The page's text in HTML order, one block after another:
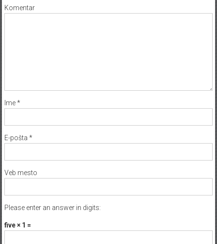
Komentar
Ime*
E-pošta *
Veb mesto
Please enter an answer in digits:
five × 1 =